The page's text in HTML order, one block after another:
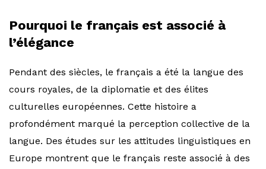
Pourquoi le français est associé à
l’élégance
Pendant des siècles, le français a été la langue des
cours royales, de la diplomatie et des élites
culturelles européennes. Cette histoire a
profondément marqué la perception collective de la
langue. Des études sur les attitudes linguistiques en
Europe montrent que le français reste associé à des